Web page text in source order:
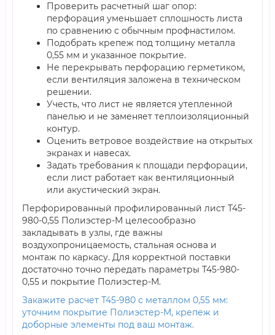
Проверить расчетный шаг опор:
перфорация уменьшает сплошность листа
по сравнению с обычным профнастилом.
Подобрать крепеж под толщину металла
0,55 мм и указанное покрытие.
Не перекрывать перфорацию герметиком,
если вентиляция заложена в техническом
решении.
Учесть, что лист не является утепленной
панелью и не заменяет теплоизоляционный
контур.
Оценить ветровое воздействие на открытых
экранах и навесах.
Задать требования к площади перфорации,
если лист работает как вентиляционный
или акустический экран.
Перфорированный профилированный лист Т45-
980-0,55 Полиэстер-М целесообразно
закладывать в узлы, где важны
воздухопроницаемость, стальная основа и
монтаж по каркасу. Для корректной поставки
достаточно точно передать параметры Т45-980-
0,55 и покрытие Полиэстер-М.
Закажите расчет Т45-980 с металлом 0,55 мм:
уточним покрытие Полиэстер-М, крепеж и
доборные элементы под ваш монтаж.